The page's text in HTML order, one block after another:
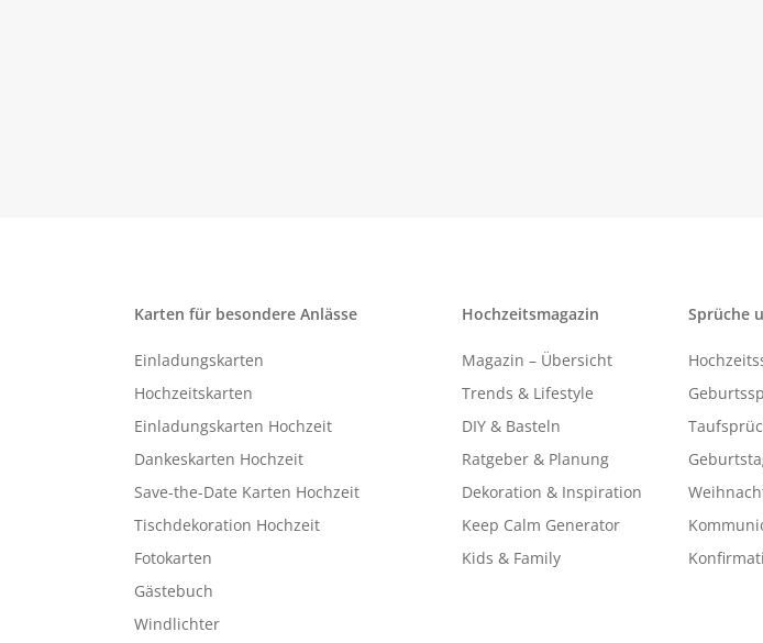
Karten für besondere Anlässe
Einladungskarten
Hochzeitskarten
Einladungskarten Hochzeit
Dankeskarten Hochzeit
Save-the-Date Karten Hochzeit
Tischdekoration Hochzeit
Fotokarten
Gästebuch
Windlichter
Hochzeitsmagazin
Magazin – Übersicht
Trends & Lifestyle
DIY & Basteln
Ratgeber & Planung
Dekoration & Inspiration
Keep Calm Generator
Kids & Family
Sprüche